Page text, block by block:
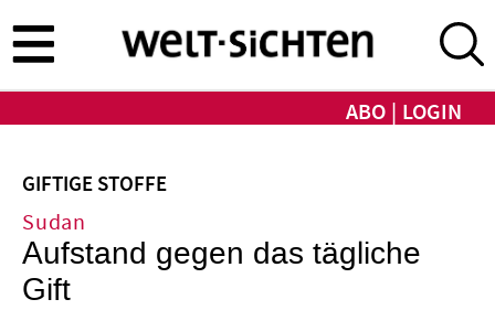
zum
Inhalt
ABO LOGIN
GIFTIGE STOFFE
Sudan
Aufstand gegen das tägliche
Gift